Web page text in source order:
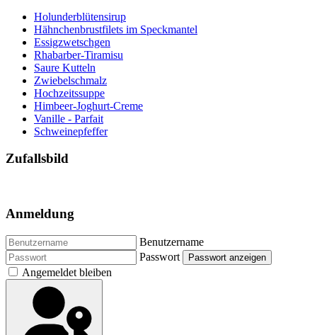
Holunderblütensirup
Hähnchenbrustfilets im Speckmantel
Essigzwetschgen
Rhabarber-Tiramisu
Saure Kutteln
Zwiebelschmalz
Hochzeitssuppe
Himbeer-Joghurt-Creme
Vanille - Parfait
Schweinepfeffer
Zufallsbild
Anmeldung
Benutzername
Passwort
Passwort anzeigen
Angemeldet bleiben